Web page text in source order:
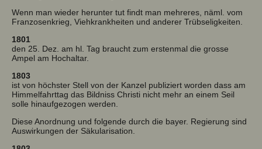
Wenn man wieder herunter tut findt man mehreres, näml. vom
Franzosenkrieg, Viehkrankheiten und anderer Trübseligkeiten.
1801
den 25. Dez. am hl. Tag braucht zum erstenmal die grosse
Ampel am Hochaltar.
1803
ist von höchster Stell von der Kanzel publiziert worden dass am
Himmelfahrttag das Bildniss Christi nicht mehr an einem Seil
solle hinaufgezogen werden.
Diese Anordnung und folgende durch die bayer. Regierung sind
Auswirkungen der Säkularisation.